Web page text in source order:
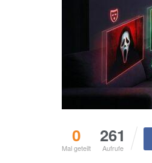
0
Mal geteilt
261
Aufrufe